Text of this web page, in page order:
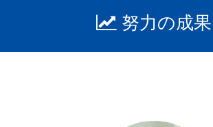
努力の成果